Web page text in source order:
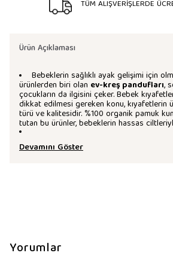
TÜM ALIŞVERİŞLERDE
Ürün Açıklaması
Bebeklerin sağlıklı ayak gelişimi için
ürünlerden biri olan ev-kreş pandufları,
çocukların da ilgisini çeker. Bebek
dikkat edilmesi gereken konu, kıyafetlerin
türü ve kalitesidir. %100 organik pamuk
tutan bu ürünler, bebeklerin hassas
Devamını Göster
Yorumlar